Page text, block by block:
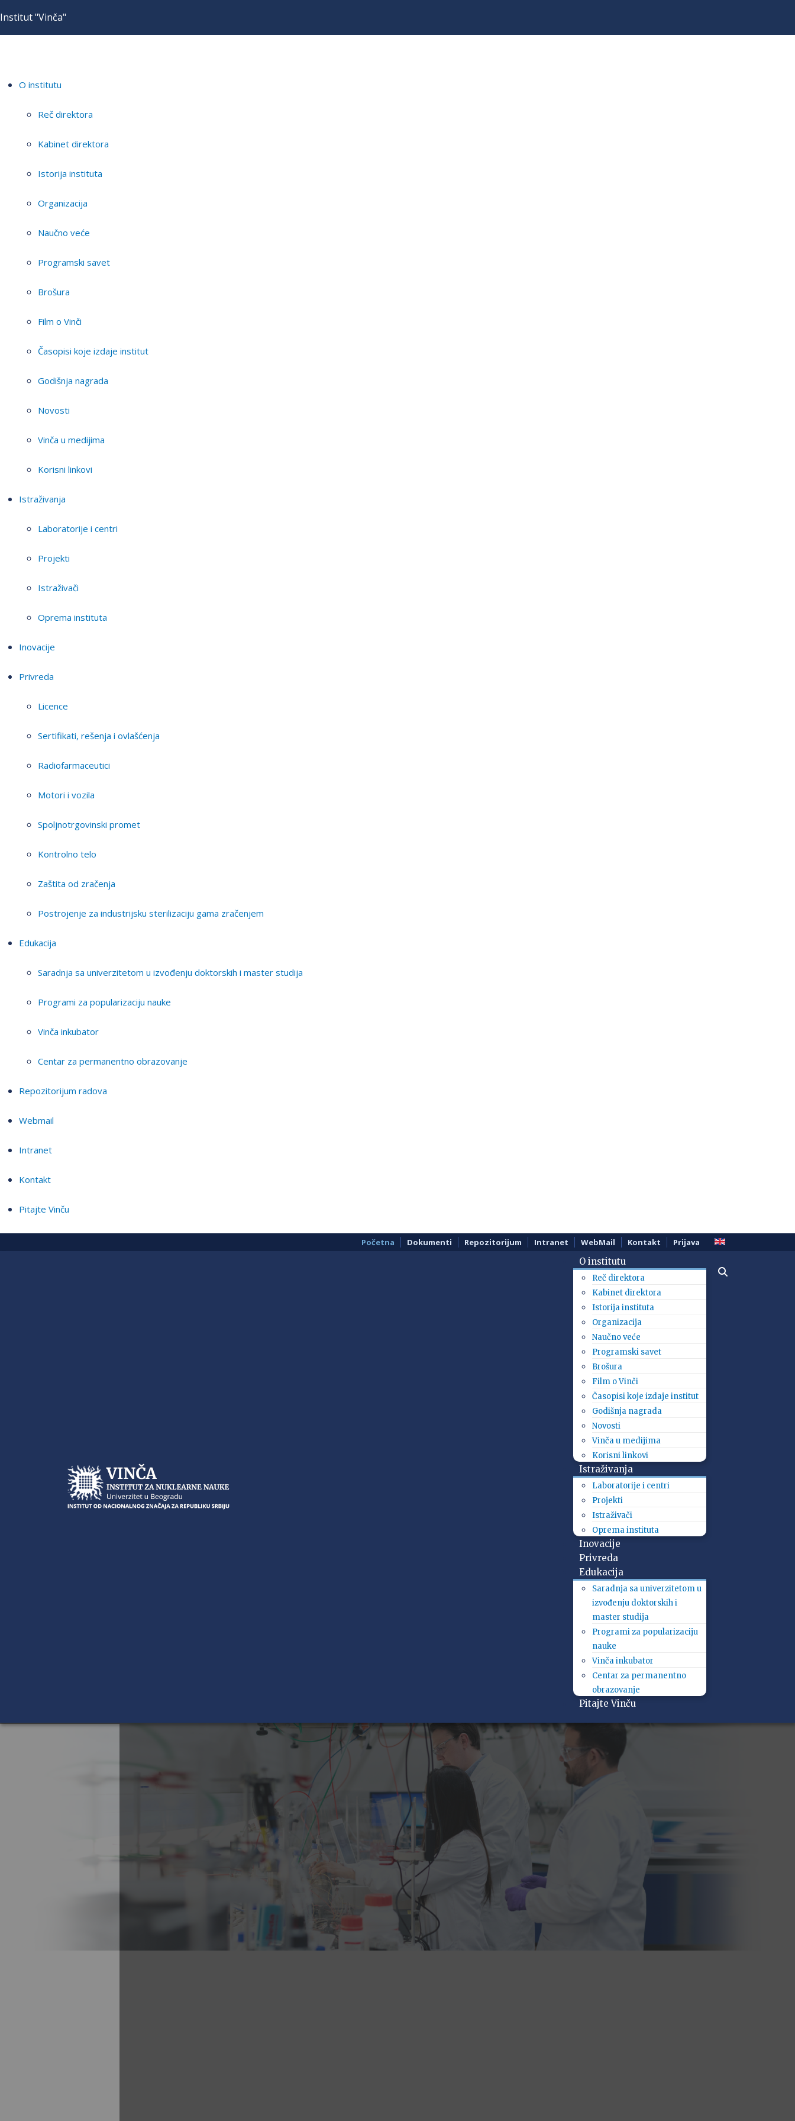
Institut "Vinča"
O institutu
Reč direktora
Kabinet direktora
Istorija instituta
Organizacija
Naučno veće
Programski savet
Brošura
Film o Vinči
Časopisi koje izdaje institut
Godišnja nagrada
Novosti
Vinča u medijima
Korisni linkovi
Istraživanja
Laboratorije i centri
Projekti
Istraživači
Oprema instituta
Inovacije
Privreda
Licence
Sertifikati, rešenja i ovlašćenja
Radiofarmaceutici
Motori i vozila
Spoljnotrgovinski promet
Kontrolno telo
Zaštita od zračenja
Postrojenje za industrijsku sterilizaciju gama zračenjem
Edukacija
Saradnja sa univerzitetom u izvođenju doktorskih i master studija
Programi za popularizaciju nauke
Vinča inkubator
Centar za permanentno obrazovanje
Repozitorijum radova
Webmail
Intranet
Kontakt
Pitajte Vinču
Početna Dokumenti Repozitorijum Intranet WebMail Kontakt Prijava
O institutu
Reč direktora
Kabinet direktora
Istorija instituta
Organizacija
Naučno veće
Programski savet
Brošura
Film o Vinči
Časopisi koje izdaje institut
Godišnja nagrada
Novosti
Vinča u medijima
Korisni linkovi
Istraživanja
Laboratorije i centri
Projekti
Istraživači
Oprema instituta
Inovacije
Privreda
Edukacija
Saradnja sa univerzitetom u
izvođenju doktorskih i
master studija
Programi za popularizaciju
nauke
Vinča inkubator
Centar za permanentno
obrazovanje
Pitajte Vinču